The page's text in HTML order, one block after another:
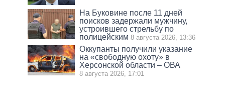
На Буковине после 11 дней
поисков задержали мужчину,
устроившего стрельбу по
полицейским 8 августа 2026, 13:36
Оккупанты получили указание
на «свободную охоту» в
Херсонской области – ОВА
8 августа 2026, 17:01